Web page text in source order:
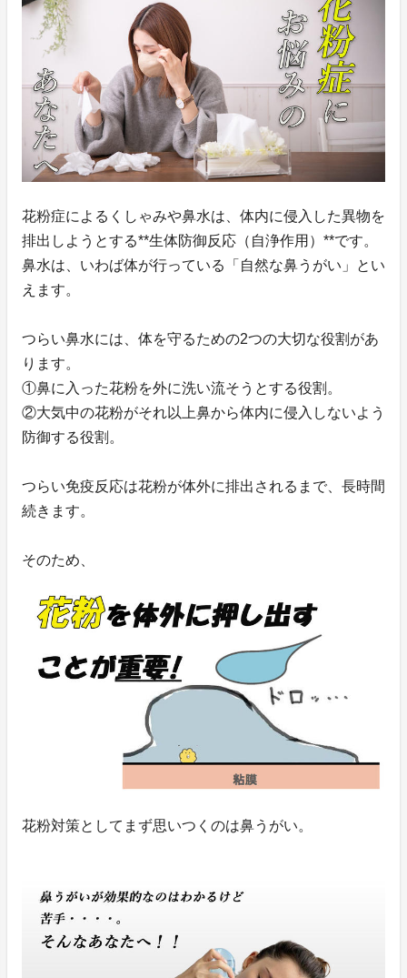
花粉症によるくしゃみや鼻水は、体内に侵入した異物を
排出しようとする**生体防御反応（自浄作用）**です。
鼻水は、いわば体が行っている「自然な鼻うがい」とい
えます。
つらい鼻水には、体を守るための2つの大切な役割があ
ります。
①鼻に入った花粉を外に洗い流そうとする役割。
②大気中の花粉がそれ以上鼻から体内に侵入しないよう
防御する役割。
つらい免疫反応は花粉が体外に排出されるまで、長時間
続きます。
そのため、
花粉対策としてまず思いつくのは鼻うがい。